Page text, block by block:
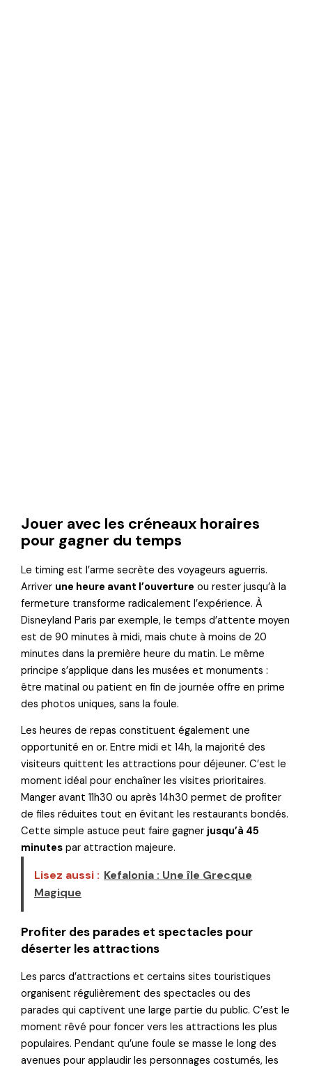
Jouer avec les créneaux horaires
pour gagner du temps
Le timing est l’arme secrète des voyageurs aguerris.
Arriver une heure avant l’ouverture ou rester jusqu’à la
fermeture transforme radicalement l’expérience. À
Disneyland Paris par exemple, le temps d’attente moyen
est de 90 minutes à midi, mais chute à moins de 20
minutes dans la première heure du matin. Le même
principe s’applique dans les musées et monuments :
être matinal ou patient en fin de journée offre en prime
des photos uniques, sans la foule.
Les heures de repas constituent également une
opportunité en or. Entre midi et 14h, la majorité des
visiteurs quittent les attractions pour déjeuner. C’est le
moment idéal pour enchaîner les visites prioritaires.
Manger avant 11h30 ou après 14h30 permet de profiter
de files réduites tout en évitant les restaurants bondés.
Cette simple astuce peut faire gagner jusqu’à 45
minutes par attraction majeure.
Lisez aussi : Kefalonia : Une île Grecque
Magique
Profiter des parades et spectacles pour
déserter les attractions
Les parcs d’attractions et certains sites touristiques
organisent régulièrement des spectacles ou des
parades qui captivent une large partie du public. C’est le
moment rêvé pour foncer vers les attractions les plus
populaires. Pendant qu’une foule se masse le long des
avenues pour applaudir les personnages costumés, les